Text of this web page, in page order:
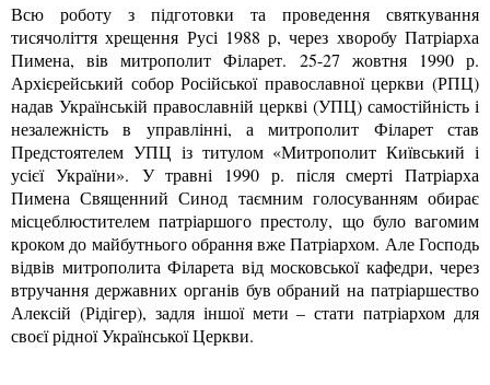
Всю роботу з підготовки та проведення святкування
тисячоліття хрещення Русі 1988 р, через хворобу Патріарха
Пимена, вів митрополит Філарет. 25-27 жовтня 1990 р.
Архієрейський собор Російської православної церкви (РПЦ)
надав Українській православній церкві (УПЦ) самостійність і
незалежність в управлінні, а митрополит Філарет став
Предстоятелем УПЦ із титулом «Митрополит Київський і
усієї України». У травні 1990 р. після смерті Патріарха
Пимена Священний Синод таємним голосуванням обирає
місцеблюстителем патріаршого престолу, що було вагомим
кроком до майбутнього обрання вже Патріархом. Але Господь
відвів митрополита Філарета від московської кафедри, через
втручання державних органів був обраний на патріаршество
Алексій (Рідігер), задля іншої мети – стати патріархом для
своєї рідної Української Церкви.